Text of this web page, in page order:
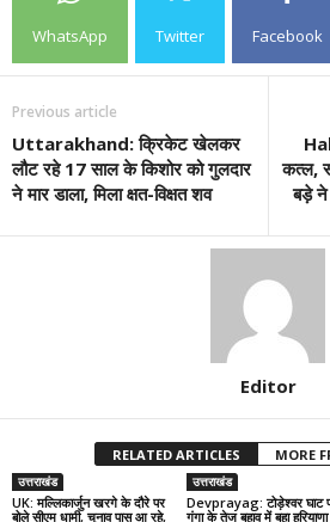
WhatsApp Twitter Facebook
Previous article
Uttarakhand: क्रिकेट खेलकर
लौट रहे 17 साल के किशोर को गुलदार
ने मार डाला, मिला क्षत-विक्षत शव
कत्‍ल,
बड़े ने
Editor
RELATED ARTICLES MORE
उत्तराखंड
UK: मल्लिकार्जुन खरगे के दौरे पर
बोले सीएम धामी, चुनाव पास आ रहे,
उत्तराखंड
Devprayag: टोड़ेश्वर घाट
गंगा के तेज बहाव में बहा